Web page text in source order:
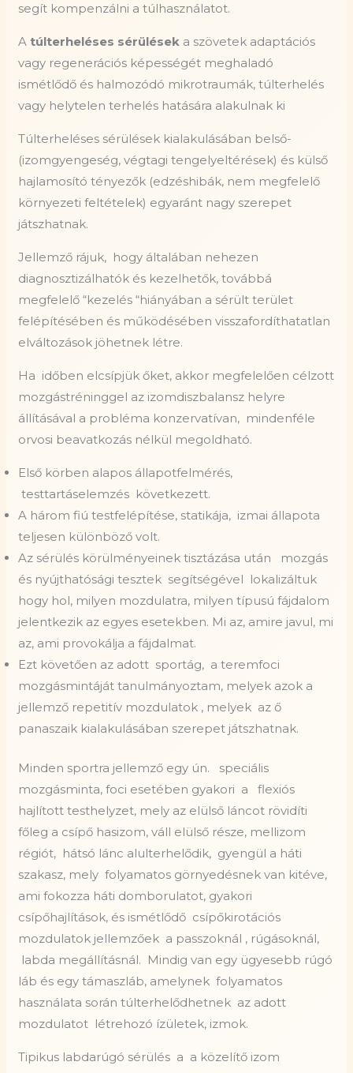
segít kompenzálni a túlhasználatot.
Atúlterheléses sérülések a szövetek adaptációs
vagy regenerációs képességét meghaladó
ismétlődő és halmozódó mikrotraumák, túlterhelés
vagy helytelen terhelés hatására alakulnak ki
Túlterheléses sérülések kialakulásában belső-
(izomgyengeség, végtagi tengelyeltérések) és külső
hajlamosító tényezők (edzéshibák, nem megfelelő
környezeti feltételek) egyaránt nagy szerepet
játszhatnak.
Jellemző rájuk, hogy általában nehezen
diagnosztizálhatók és kezelhetők, továbbá
megfelelő “kezelés “hiányában a sérült terület
felépítésében és működésében visszafordíthatatlan
elváltozások jöhetnek létre.
Ha időben elcsípjük őket, akkor megfelelően célzott
mozgástréninggel az izomdiszbalansz helyre
állításával a probléma konzervatívan, mindenféle
orvosi beavatkozás nélkül megoldható.
Első körben alapos állapotfelmérés,
testtartáselemzés következett.
A három fiú testfelépítése, statikája, izmai állapota
teljesen különböző volt.
Az sérülés körülményeinek tisztázása után
mozgás
és nyújthatósági tesztek segítségével lokalizáltuk
hogy hol, milyen mozdulatra, milyen típusú fájdalom
jelentkezik az egyes esetekben. Mi az, amire javul, mi
az, ami provokálja a fájdalmat.
Ezt követően az adott sportág, a teremfoci
mozgásmintáját tanulmányoztam, melyek azok a
jellemző repetitív mozdulatok , melyek az ő
panaszaik kialakulásában szerepet játszhatnak.
Minden sportra jellemző egy ún.
speciális
mozgásminta, foci esetében gyakori a
flexiós
hajlított testhelyzet, mely az elülső láncot rövidíti
főleg a csípő hasizom, váll elülső része, mellizom
régiót, hátsó lánc alulterhelődik, gyengül a háti
szakasz, mely folyamatos görnyedésnek van kitéve,
ami fokozza háti domborulatot, gyakori
csípőhajlítások, és ismétlődő csípőkirotációs
mozdulatok jellemzőek a passzoknál , rúgásoknál,
labda megállításnál. Mindig van egy ügyesebb rúgó
láb és egy támaszláb, amelynek folyamatos
használata során túlterhelődhetnek az adott
mozdulatot létrehozó ízületek, izmok.
Tipikus labdarúgó sérülés a a közelítő izom